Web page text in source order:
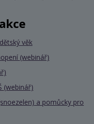
věk
(webinář)
(webinář)
a pomůcky pro